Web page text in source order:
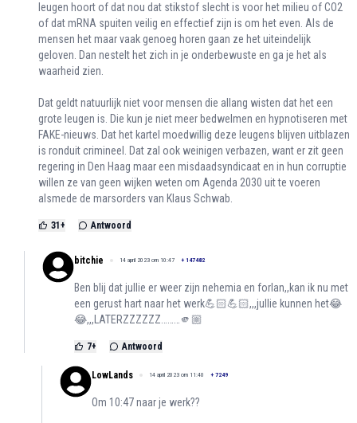
leugen hoort of dat nou dat stikstof slecht is voor het milieu of CO2
of dat mRNA spuiten veilig en effectief zijn is om het even. Als de
mensen het maar vaak genoeg horen gaan ze het uiteindelijk
geloven. Dan nestelt het zich in je onderbewuste en ga je het als
waarheid zien.
Dat geldt natuurlijk niet voor mensen die allang wisten dat het een
grote leugen is. Die kun je niet meer bedwelmen en hypnotiseren met
FAKE-nieuws. Dat het kartel moedwillig deze leugens blijven uitblazen
is ronduit crimineel. Dat zal ook weinigen verbazen, want er zit geen
regering in Den Haag maar een misdaadsyndicaat en in hun corruptie
willen ze van geen wijken weten om Agenda 2030 uit te voeren
alsmede de marsorders van Klaus Schwab.
31 + Antwoord
bitchie 14 april 2023 om 10:47 + 147482
Ben blij dat jullie er weer zijn nehemia en forlan,,kan ik nu met
een gerust hart naar het werk💪🏻💪🏻,,,jullie kunnen het😂
😂,,,LATERZZZZZZ………🫵🏼
7+ Antwoord
LowLands 14 april 2023 om 11:40 + 7249
Om 10:47 naar je werk??